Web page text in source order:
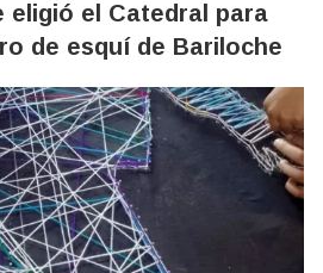
eligió el Catedral para
de esquí de Bariloche